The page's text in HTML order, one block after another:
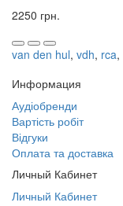
2250 грн.
van den hul, vdh, rca,
Информация
Аудіобренди
Вартість робіт
Відгуки
Оплата та доставка
Личный Кабинет
Личный Кабинет